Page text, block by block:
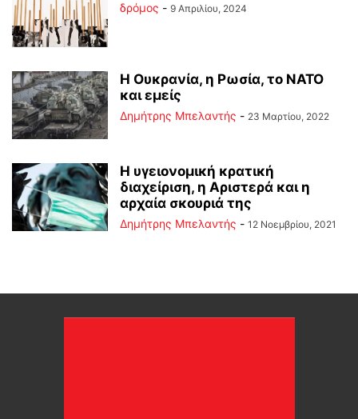
δρόμος - 9 Απριλίου, 2024
Η Ουκρανία, η Ρωσία, το ΝΑΤΟ
και εμείς
Δημήτρης Μπελαντής - 23 Μαρτίου, 2022
Η υγειονομική κρατική
διαχείριση, η Αριστερά και η
αρχαία σκουριά της
Δημήτρης Μπελαντής - 12 Νοεμβρίου, 2021